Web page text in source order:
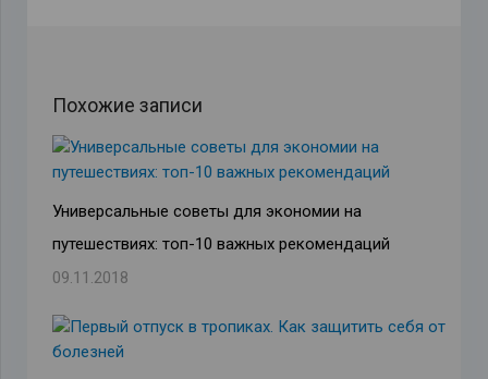
Похожие записи
Универсальные советы для экономии на
путешествиях: топ-10 важных рекомендаций
09.11.2018